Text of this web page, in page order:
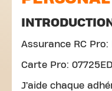
INTRODUCTION
Assurance RC Pro:
Carte Pro:
J’aide chaque